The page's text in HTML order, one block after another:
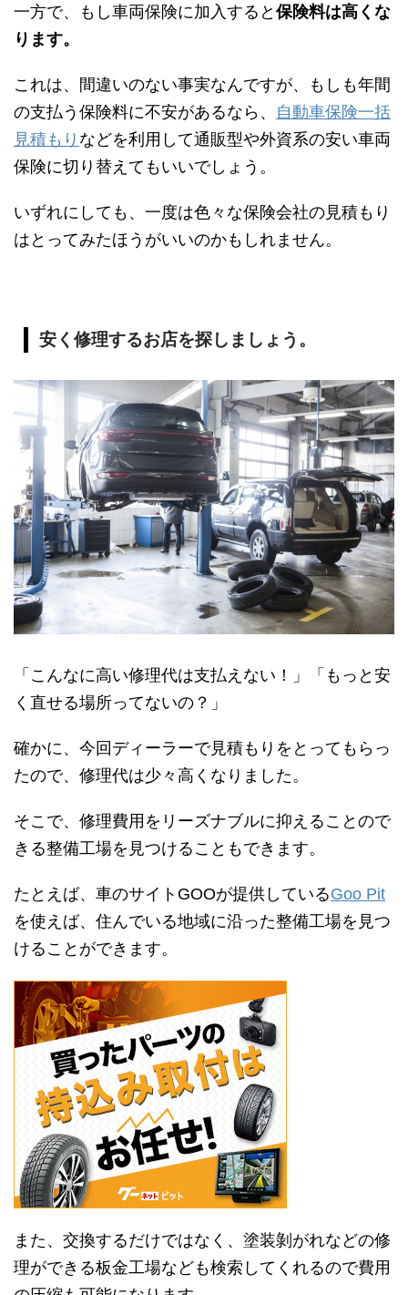
一方で、もし車両保険に加入すると 保険料は高くな
ります。
これは、間違いのない事実なんですが、もしも年間
の支払う保険料に不安があるなら、 自動車保険一括
見積もり などを利用して通販型や外資系の安い車両
保険に切り替えてもいいでしょう。
いずれにしても、一度は色々な保険会社の見積もり
はとってみたほうがいいのかもしれません。
安く修理するお店を探しましょう。
「こんなに高い修理代は支払えない！」「もっと安
く直せる場所ってないの？」
確かに、今回ディーラーで見積もりをとってもらっ
たので、修理代は少々高くなりました。
そこで、修理費用をリーズナブルに抑えることので
きる整備工場を見つけることもできます。
たとえば、車のサイトGOOが提供しているGoo Pit
を使えば、住んでいる地域に沿った整備工場を見つ
けることができます。
また、交換するだけではなく、塗装剝がれなどの修
理ができる板金工場なども検索してくれるので費用